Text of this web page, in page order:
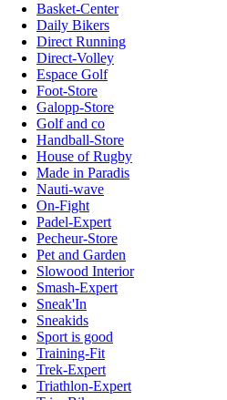
Basket-Center
Daily Bikers
Direct Running
Direct-Volley
Espace Golf
Foot-Store
Galopp-Store
Golf and co
Handball-Store
House of Rugby
Made in Paradis
Nauti-wave
On-Fight
Padel-Expert
Pecheur-Store
Pet and Garden
Slowood Interior
Smash-Expert
Sneak'In
Sneakids
Sport is good
Training-Fit
Trek-Expert
Triathlon-Expert